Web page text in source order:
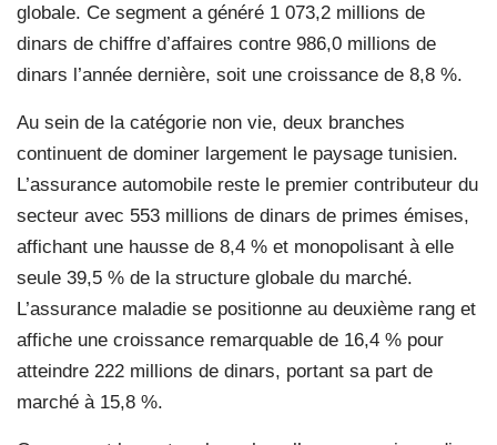
globale. Ce segment a généré 1 073,2 millions de
dinars de chiffre d’affaires contre 986,0 millions de
dinars l’année dernière, soit une croissance de 8,8 %.
Au sein de la catégorie non vie, deux branches
continuent de dominer largement le paysage tunisien.
L’assurance automobile reste le premier contributeur du
secteur avec 553 millions de dinars de primes émises,
affichant une hausse de 8,4 % et monopolisant à elle
seule 39,5 % de la structure globale du marché.
L’assurance maladie se positionne au deuxième rang et
affiche une croissance remarquable de 16,4 % pour
atteindre 222 millions de dinars, portant sa part de
marché à 15,8 %.